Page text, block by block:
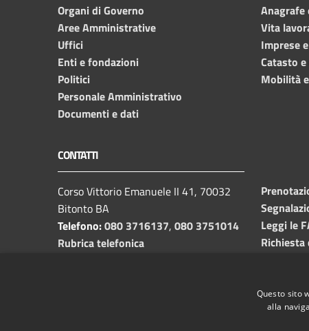
Organi di Governo
Aree Amministrative
Uffici
Enti e fondazioni
Politici
Personale Amministrativo
Documenti e dati
Anagrafe
Vita
Imprese
Catasto
Mobilità
CONTATTI
Corso Vittorio Emanuele II 41, 70032
Bitonto BA
Telefono:080 3716137, 080 3751014
Rubrica telefonica
protocollo.comunebitonto@pec.rupar.puglia.it
Leggi le
Questo sito
alla